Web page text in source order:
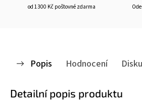
od 1300 Kč poštovné zdarma
Popis Hodnocení
Detailní popis produktu